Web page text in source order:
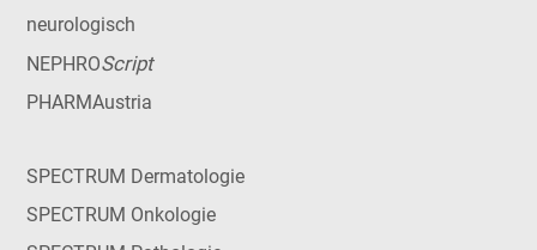
neurologisch
NEPHROScript
PHARMAustria
SPECTRUM Dermatologie
SPECTRUM Onkologie